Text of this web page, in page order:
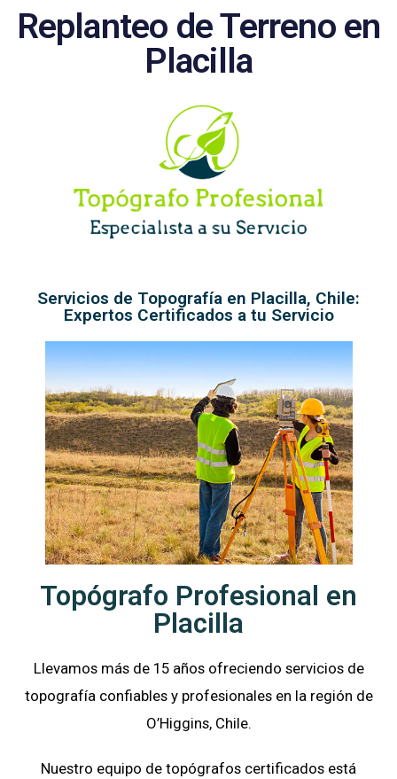
Replanteo de Terreno en
Placilla
Servicios de Topografía en Placilla, Chile:
Expertos Certificados a tu Servicio
Topógrafo Profesional en
Placilla
Llevamos más de 15 años ofreciendo servicios de
topografía confiables y profesionales en la región de
O’Higgins, Chile.
Nuestro equipo de topógrafos certificados está